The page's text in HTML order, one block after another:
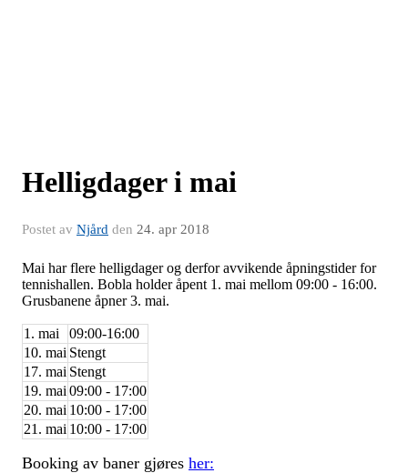
Helligdager i mai
Postet av Njård den 24. apr 2018
Mai har flere helligdager og derfor avvikende åpningstider for
tennishallen. Bobla holder åpent 1. mai mellom 09:00 - 16:00.
Grusbanene åpner 3. mai.
1. mai
09:00-16:00
10. mai Stengt
17. mai Stengt
19. mai 09:00 - 17:00
20. mai 10:00 - 17:00
21. mai 10:00 - 17:00
Booking av baner gjøres her: